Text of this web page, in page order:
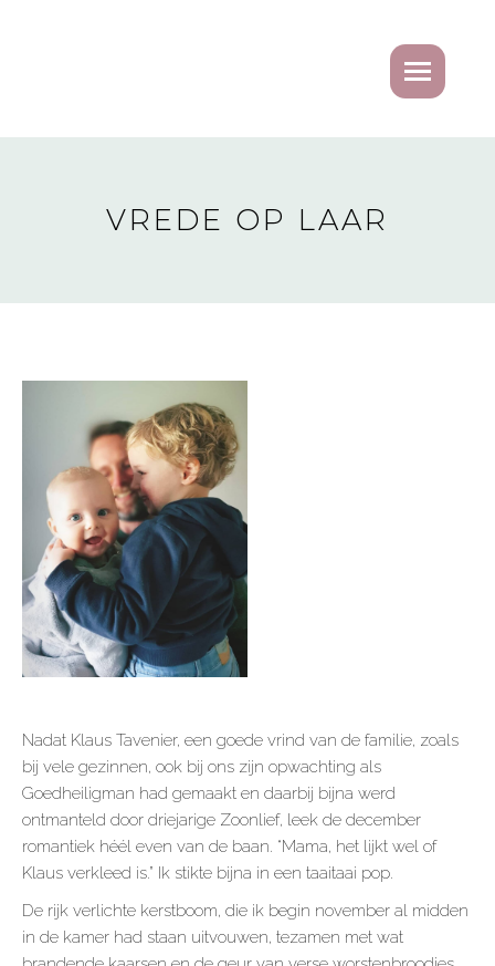
VREDE OP LAAR
Nadat Klaus Tavenier, een goede vrind van de familie, zoals
bij vele gezinnen, ook bij ons zijn opwachting als
Goedheiligman had gemaakt en daarbij bijna werd
ontmanteld door driejarige Zoonlief, leek de december
romantiek héél even van de baan. “Mama, het lijkt wel of
Klaus verkleed is.” Ik stikte bijna in een taaitaai pop.
De rijk verlichte kerstboom, die ik begin november al midden
in de kamer had staan uitvouwen, tezamen met wat